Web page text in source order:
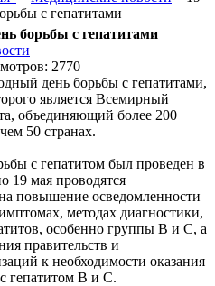
с гепатитами
борьбы с гепатитами
2770
день борьбы с гепатитами,
является Всемирный
объединяющий более 200
50 странах.
с гепатитом был проведен в
19 мая проводятся
повышение осведомленности
методах диагностики,
особенно группы В и С, а
правительств и
к необходимости оказания
гепатитом В и С.